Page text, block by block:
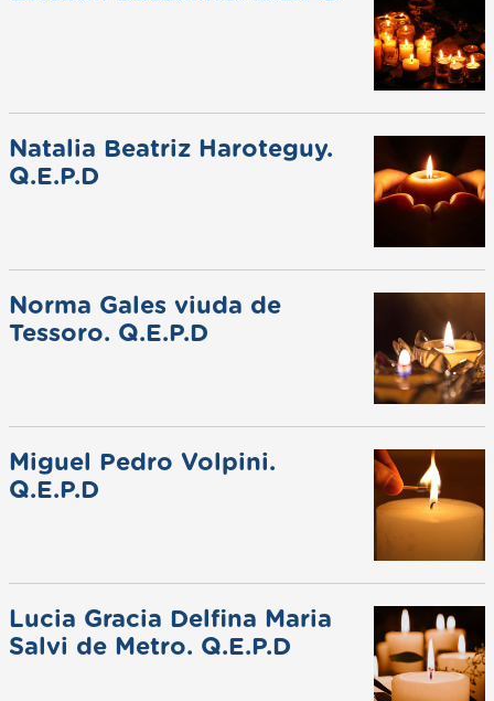
Natalia Beatriz Haroteguy.
Q.E.P.D
Norma Gales viuda de
Tessoro. Q.E.P.D
Miguel Pedro Volpini.
Q.E.P.D
Lucia Gracia Delfina Maria
Salvi de Metro. Q.E.P.D